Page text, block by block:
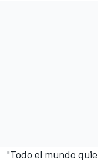
"Todo el mundo